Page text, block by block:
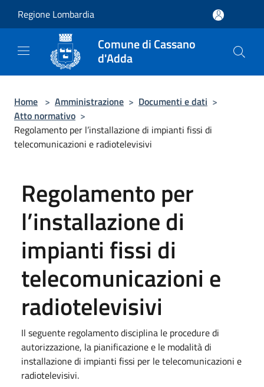
Regione Lombardia
Comune di Cassano
d'Adda
Home > Amministrazione > Documenti e dati >
Atto normativo >
Regolamento per l’installazione di impianti fissi di
telecomunicazioni e radiotelevisivi
Regolamento per
l’installazione di
impianti fissi di
telecomunicazioni e
radiotelevisivi
Il seguente regolamento disciplina le procedure di
autorizzazione, la pianificazione e le modalità di
installazione di impianti fissi per le telecomunicazioni e
radiotelevisivi.